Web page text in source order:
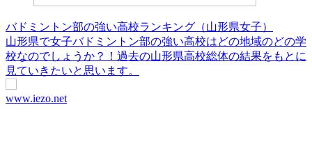
バドミントン部の強い高校ランキング（山形県女子）
山形県で女子バドミントン部の強い高校はどの地域のどの学
校なのでしょうか？！過去の山形県高校総体の結果をもとに
見ていきたいと思います。
www.iezo.net